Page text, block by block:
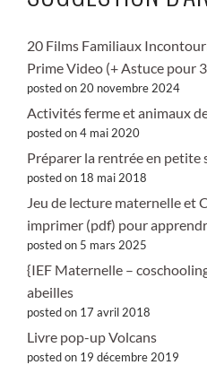
20 Films Familiaux
Prime Video (+ Astuce pour
posted on 20 novembre 2024
Activités ferme et animaux
posted on 4 mai 2020
Préparer la rentrée en petite
posted on 18 mai 2018
Jeu de lecture maternelle et
imprimer (pdf) pour
posted on 5 mars 2025
{IEF Maternelle –
abeilles
posted on 17 avril 2018
Livre pop-up Volcans
posted on 19 décembre 2019